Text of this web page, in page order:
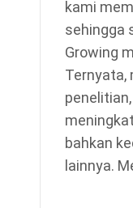
kami
sehingga
Growing
Ternyata,
bahkan
lainnya.